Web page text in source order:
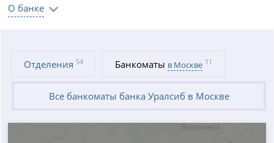
О банке
Отделения 54 Банкоматы в Москве 11
Все банкоматы банка Уралсиб в Москве